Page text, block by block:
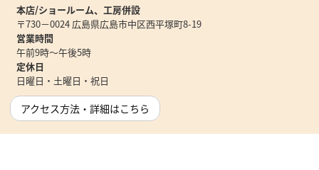
本店/ショールーム、工房併設
〒730－0024 広島県広島市中区西平塚町8-19
営業時間
午前9時～午後5時
定休日
日曜日・土曜日・祝日
アクセス方法・詳細はこちら